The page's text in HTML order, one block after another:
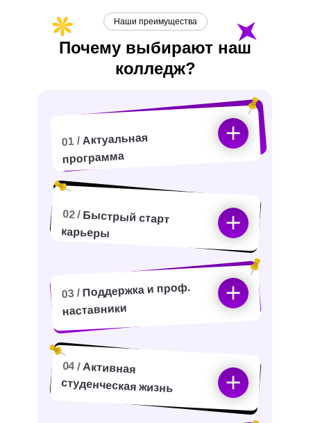
Почему выбирают наш
колледж?
Наши преимущества
01 / Актуальная
программа
02 / Быстрый старт
карьеры
04 /Активная
студенческая жизнь
03 / Поддержка и проф.
наставники